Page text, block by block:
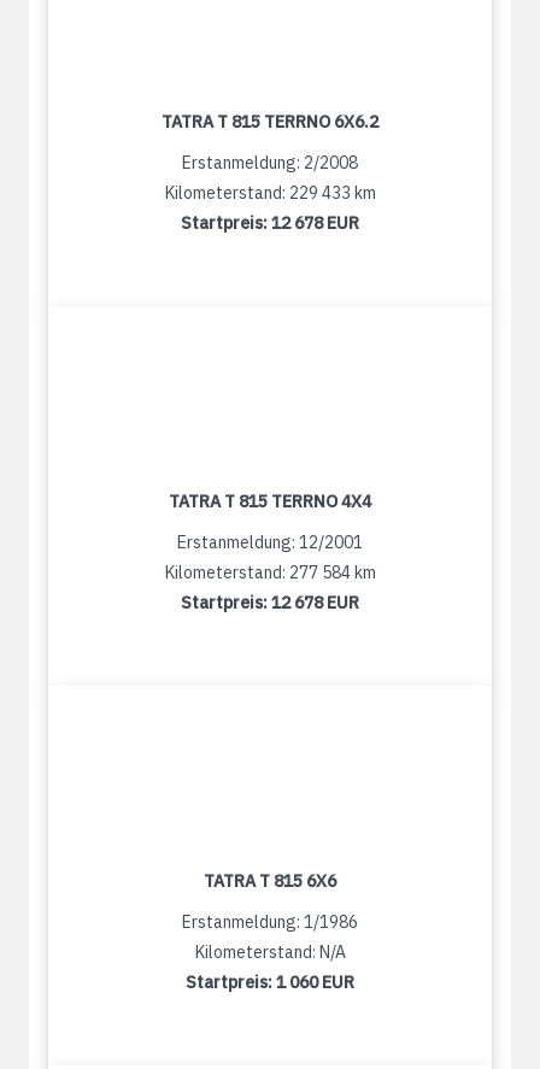
TATRA T 815 TERRNO 6X6.2
Erstanmeldung: 2/2008
Kilometerstand: 229 433 km
Startpreis:12 678 EUR
TATRA T 815 TERRNO 4X4
Erstanmeldung: 12/2001
Kilometerstand: 277 584 km
Startpreis:12 678 EUR
TATRA T 815 6X6
Erstanmeldung: 1/1986
Kilometerstand: N/A
Startpreis:1 060 EUR